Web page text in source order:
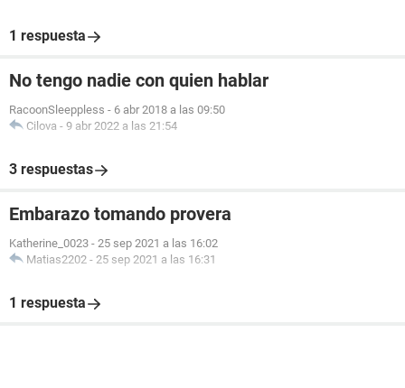
1 respuesta
No tengo nadie con quien hablar
RacoonSleeppless - 6 abr 2018 a las 09:50
Cilova - 9 abr 2022 a las 21:54
3 respuestas
Embarazo tomando provera
Katherine_0023 - 25 sep 2021 a las 16:02
Matias2202 - 25 sep 2021 a las 16:31
1 respuesta